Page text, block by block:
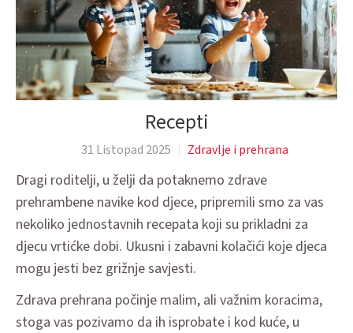
Recepti
31 Listopad 2025 Zdravlje i prehrana
Dragi roditelji, u želji da potaknemo zdrave
prehrambene navike kod djece, pripremili smo za vas
nekoliko jednostavnih recepata koji su prikladni za
djecu vrtićke dobi. Ukusni i zabavni kolačići koje djeca
mogu jesti bez grižnje savjesti.
Zdrava prehrana počinje malim, ali važnim koracima,
stoga vas pozivamo da ih isprobate i kod kuće, u